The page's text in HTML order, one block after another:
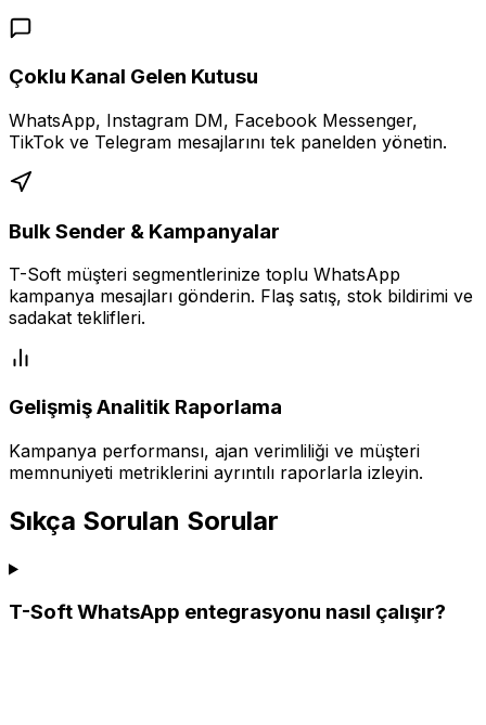
Çoklu Kanal Gelen Kutusu
WhatsApp, Instagram DM, Facebook Messenger,
TikTok ve Telegram mesajlarını tek panelden yönetin.
Bulk Sender & Kampanyalar
T-Soft müşteri segmentlerinize toplu WhatsApp
kampanya mesajları gönderin. Flaş satış, stok bildirimi ve
sadakat teklifleri.
Gelişmiş Analitik Raporlama
Kampanya performansı, ajan verimliliği ve müşteri
memnuniyeti metriklerini ayrıntılı raporlarla izleyin.
Sıkça Sorulan Sorular
T-Soft WhatsApp entegrasyonu nasıl çalışır?